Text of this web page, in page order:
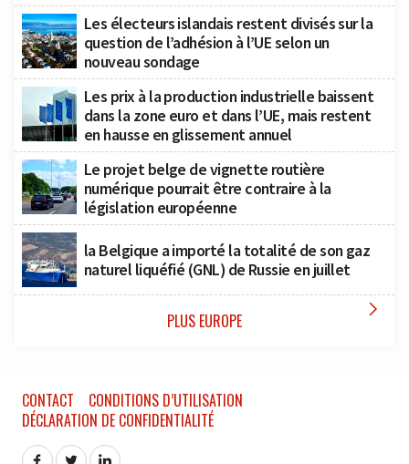
Les électeurs islandais restent divisés sur la
question de l’adhésion à l’UE selon un
nouveau sondage
Les prix à la production industrielle baissent
dans la zone euro et dans l’UE, mais restent
en hausse en glissement annuel
Le projet belge de vignette routière
numérique pourrait être contraire à la
législation européenne
la Belgique a importé la totalité de son gaz
naturel liquéfié (GNL) de Russie en juillet
PLUS EUROPE 
CONTACT
CONDITIONS D’UTILISATION
DÉCLARATION DE CONFIDENTIALITÉ